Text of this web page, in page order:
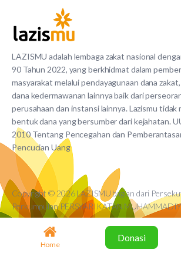
LAZISMU adalah lembaga zakat nasional
90 Tahun 2022, yang berkhidmat dalam
masyarakat melalui pendayagunaan dana
dana kedermawanan lainnya baik dari
perusahaan dan instansi lainnya. Lazismu tidak
bentuk dana yang bersumber dari kejahatan.
2010 Tentang Pencegahan dan
Pencucian Uang
Copyright © 2026 LAZISMU bagian dari
Perkumpulan PERSYARIKATAN
Home
Donasi